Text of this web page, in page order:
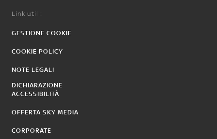
Link utili:
GESTIONE COOKIE
COOKIE POLICY
NOTE LEGALI
DICHIARAZIONE
ACCESSIBILITÀ
OFFERTA SKY MEDIA
CORPORATE